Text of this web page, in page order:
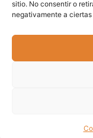
sitio. No consentir o
negativamente a
Descubre
menos te lo